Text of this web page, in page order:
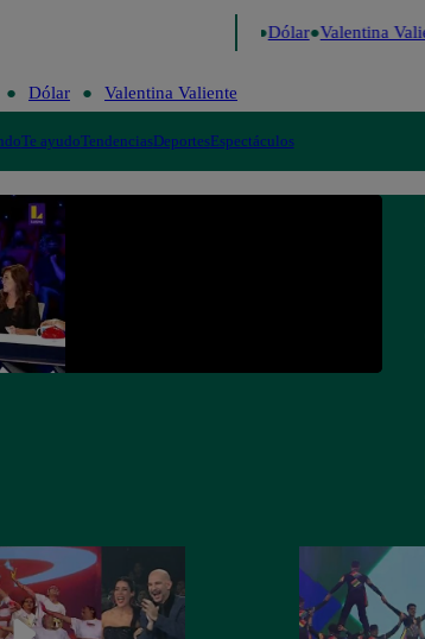
Dólar Valentina
Dólar Valentina Valiente
Te ayudoTendenciasDeportesEspectáculos